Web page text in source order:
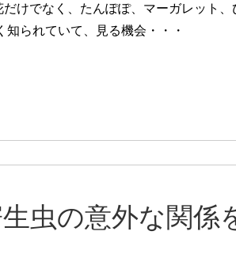
だけでなく、たんぽぽ、マーガレット
知られていて、見る機会・・・
虫の意外な関係